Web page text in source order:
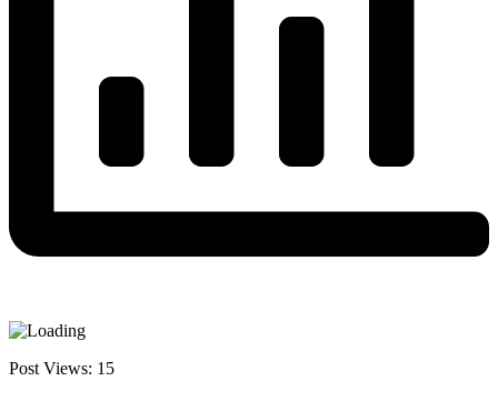
Post Views: 15